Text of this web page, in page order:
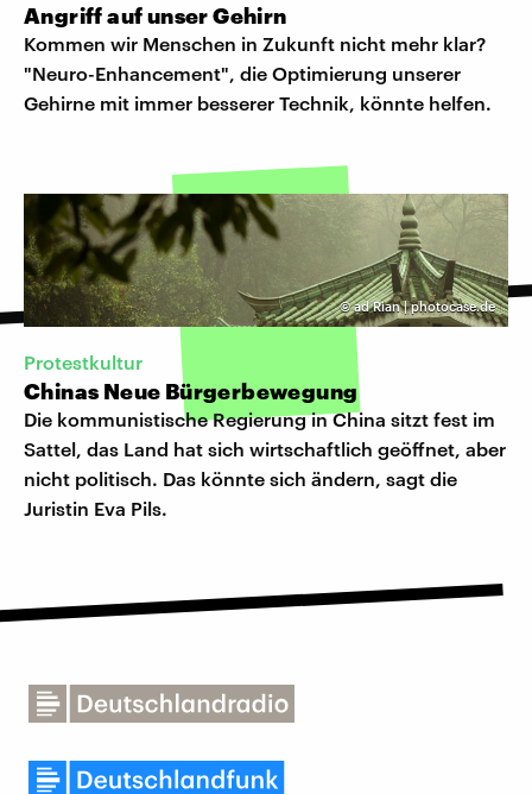
Angriff auf unser Gehirn
Kommen wir Menschen in Zukunft nicht mehr klar?
"Neuro-Enhancement", die Optimierung unserer
Gehirne mit immer besserer Technik, könnte helfen.
©ad Rian | photocase.de
Protestkultur
Chinas Neue Bürgerbewegung
Die kommunistische Regierung in China sitzt fest im
Sattel, das Land hat sich wirtschaftlich geöffnet, aber
nicht politisch. Das könnte sich ändern, sagt die
Juristin Eva Pils.